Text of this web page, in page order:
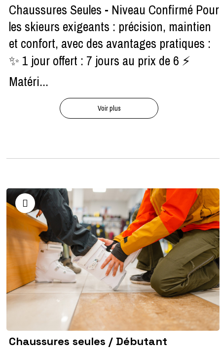
Chaussures Seules - Niveau Confirmé Pour
les skieurs exigeants : précision, maintien
et confort, avec des avantages pratiques :
✨ 1 jour offert : 7 jours au prix de 6 ⚡
Matéri...
Voir plus
Chaussures seules / Débutant